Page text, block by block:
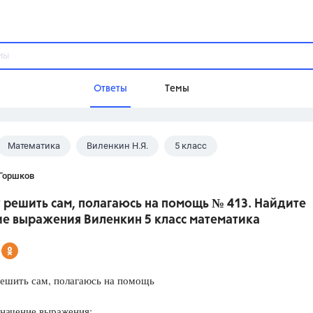
Ответы Темы
Домашнее задание
Математика Виленкин Н.Я. 5 класс
решить сам, полагаюсь на помощь № 413. Найдите
выражения Виленкин 5 класс математика
сам, полагаюсь на помощь